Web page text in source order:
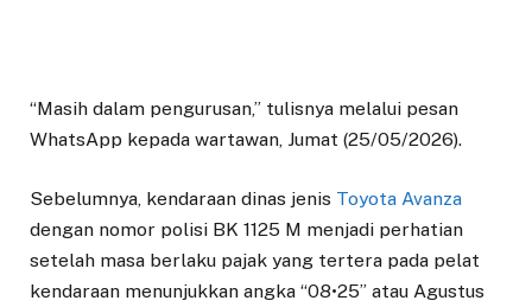
“Masih dalam pengurusan,” tulisnya melalui pesan
WhatsApp kepada wartawan, Jumat (25/05/2026).
Sebelumnya, kendaraan dinas jenis Toyota Avanza
dengan nomor polisi BK 1125 M menjadi perhatian
setelah masa berlaku pajak yang tertera pada pelat
kendaraan menunjukkan angka “08•25” atau Agustus